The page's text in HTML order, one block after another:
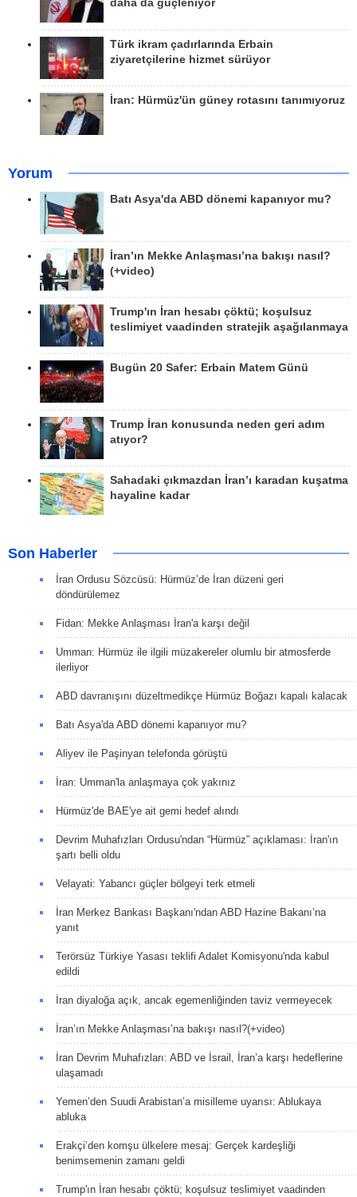
daha da güçleniyor
Türk ikram çadırlarında Erbain
ziyaretçilerine hizmet sürüyor
İran: Hürmüz'ün güney rotasını tanımıyoruz
Yorum
Batı Asya'da ABD dönemi kapanıyor mu?
İran’ın Mekke Anlaşması’na bakışı nasıl?
(+video)
Trump'ın İran hesabı çöktü; koşulsuz
teslimiyet vaadinden stratejik aşağılanmaya
Bugün 20 Safer: Erbain Matem Günü
Trump İran konusunda neden geri adım
atıyor?
Sahadaki çıkmazdan İran’ı karadan kuşatma
hayaline kadar
Son Haberler
İran Ordusu Sözcüsü: Hürmüz’de İran düzeni geri
döndürülemez
Fidan: Mekke Anlaşması İran'a karşı değil
Umman: Hürmüz ile ilgili müzakereler olumlu bir atmosferde
ilerliyor
ABD davranışını düzeltmedikçe Hürmüz Boğazı kapalı kalacak
Batı Asya'da ABD dönemi kapanıyor mu?
Aliyev ile Paşinyan telefonda görüştü
İran: Umman'la anlaşmaya çok yakınız
Hürmüz'de BAE'ye ait gemi hedef alındı
Devrim Muhafızları Ordusu'ndan “Hürmüz” açıklaması: İran'ın
şartı belli oldu
Velayati: Yabancı güçler bölgeyi terk etmeli
İran Merkez Bankası Başkanı'ndan ABD Hazine Bakanı’na
yanıt
Terörsüz Türkiye Yasası teklifi Adalet Komisyonu'nda kabul
edildi
İran diyaloğa açık, ancak egemenliğinden taviz vermeyecek
İran’ın Mekke Anlaşması’na bakışı nasıl?(+video)
İran Devrim Muhafızları: ABD ve İsrail, İran’a karşı hedeflerine
ulaşamadı
Yemen’den Suudi Arabistan’a misilleme uyarısı: Ablukaya
abluka
Erakçi’den komşu ülkelere mesaj: Gerçek kardeşliği
benimsemenin zamanı geldi
Trump'ın İran hesabı çöktü; koşulsuz teslimiyet vaadinden